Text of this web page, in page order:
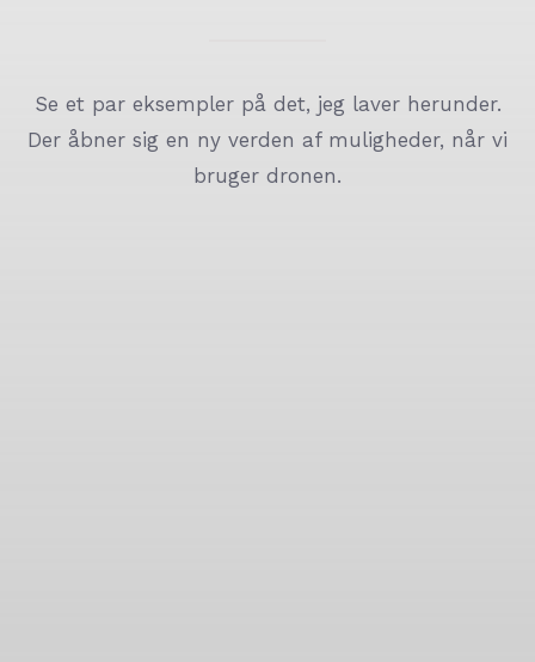
Se et par eksempler på det, jeg laver herunder.
Der åbner sig en ny verden af muligheder, når vi
bruger dronen.